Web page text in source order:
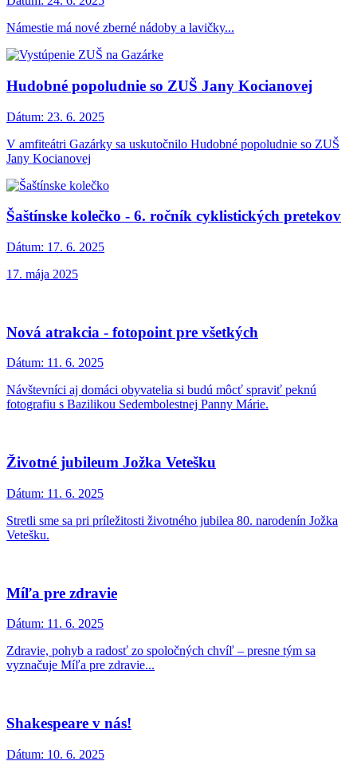
Námestie má nové zberné nádoby a lavičky...
Hudobné popoludnie so ZUŠ Jany Kocianovej
Dátum: 23. 6. 2025
V amfiteátri Gazárky sa uskutočnilo Hudobné popoludnie so ZUŠ
Jany Kocianovej
Šaštínske kolečko - 6. ročník cyklistických pretekov
Dátum: 17. 6. 2025
17. mája 2025
Nová atrakcia - fotopoint pre všetkých
Dátum: 11. 6. 2025
Návštevníci aj domáci obyvatelia si budú môcť spraviť peknú
fotografiu s Bazilikou Sedembolestnej Panny Márie.
Životné jubileum Jožka Vetešku
Dátum: 11. 6. 2025
Stretli sme sa pri príležitosti životného jubilea 80. narodenín Jožka
Vetešku.
Míľa pre zdravie
Dátum: 11. 6. 2025
Zdravie, pohyb a radosť zo spoločných chvíľ – presne tým sa
vyznačuje Míľa pre zdravie...
Shakespeare v nás!
Dátum: 10. 6. 2025